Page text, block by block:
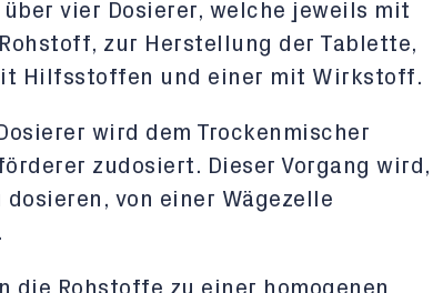
vier Dosierer, welche jeweils mit
zur Herstellung der Tablette,
Hilfsstoffen und einer mit Wirkstoff.
wird dem Trockenmischer
zudosiert. Dieser Vorgang wird,
von einer Wägezelle